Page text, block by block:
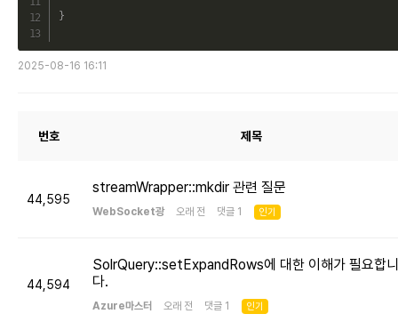
}
2025-08-16 16:11
번호 제목
44,595
streamWrapper::mkdir 관련 질문
WebSocket광 오래 전 댓글 1 인기
44,594
SolrQuery::setExpandRows에 대한 이해가 필요합니
다.
Azure마스터 오래 전 댓글 1 인기